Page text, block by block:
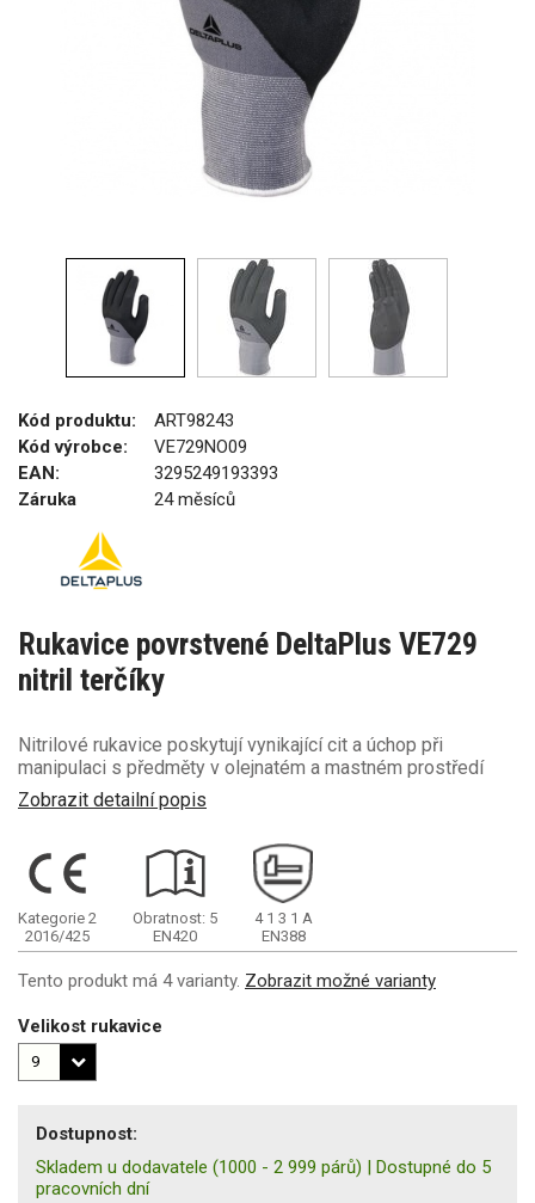
Kód produktu:
ART98243
Kód výrobce:
VE729NO09
EAN:
3295249193393
Záruka
24 měsíců
Rukavice povrstvené DeltaPlus VE729
nitril terčíky
Nitrilové rukavice poskytují vynikající cit a úchop při
manipulaci s předměty v olejnatém a mastném prostředí
Zobrazit detailní popis
Kategorie 2
2016/425
Obratnost: 5
EN420
4 1 3 1 A
EN388
Tento produkt má 4 varianty. Zobrazit možné varianty
Velikost rukavice
Dostupnost:
Skladem u dodavatele (1000 - 2 999 párů) | Dostupné do 5
pracovních dní